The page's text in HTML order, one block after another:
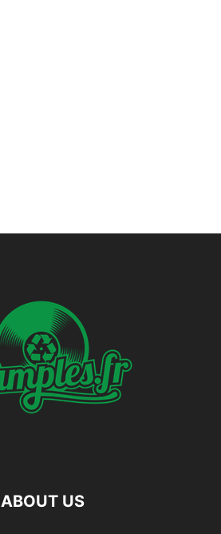
ABOUT US